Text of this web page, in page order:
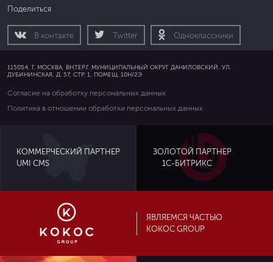
Поделиться
В контакте Twitter Одноклассники
115054, Г. МОСКВА, ВН.ТЕР.Г. МУНИЦИПАЛЬНЫЙ ОКРУГ ДАНИЛОВСКИЙ, УЛ.
ДУБИНИНСКАЯ, Д. 57, СТР. 1, ПОМЕЩ. 10Н/2Э
Согласие на обработку персональных данных
Политика в отношении обработки персональных данных
КОММЕРЧЕСКИЙ ПАРТНЕР
UMI CMS
ЗОЛОТОЙ ПАРТНЕР
1С-БИТРИКС
ЯВЛЯЕМСЯ ЧАСТЬЮ
KOKOC GROUP